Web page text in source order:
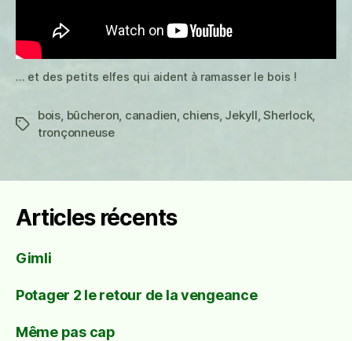
… et des petits elfes qui aident à ramasser le bois !
Étiquettes
bois, bûcheron, canadien, chiens, Jekyll,Sherlock,
tronçonneuse
Articles récents
Gimli
Potager 2 le retour de la vengeance
Même pas cap